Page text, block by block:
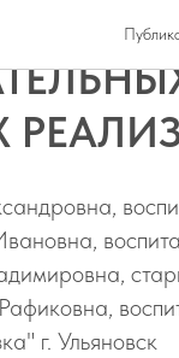
г. Ульяновск